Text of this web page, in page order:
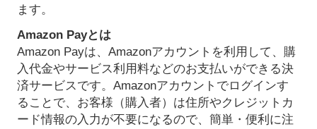
ます。
Amazon Payとは
Amazon Payは、Amazonアカウントを利用して、購
入代金やサービス利用料などのお支払いができる決
済サービスです。Amazonアカウントでログインす
ることで、お客様（購入者）は住所やクレジットカ
ード情報の入力が不要になるので、簡単・便利に注